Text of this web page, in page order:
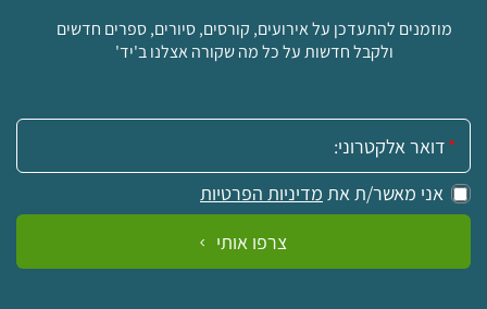
מוזמנים להתעדכן על אירועים, קורסים, סיורים, ספרים חדשים
ולקבל חדשות על כל מה שקורה אצלנו ב'יד'
אימייל:
אני מאשר/ת את מדיניות הפרטיות
צרפו אותי